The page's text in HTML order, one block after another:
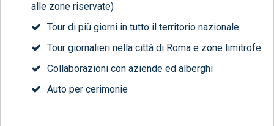
alle zone riservate)
Tour di più giorni in tutto il territorio nazionale
Tour giornalieri nella città di Roma e zone limitrofe
Collaborazioni con aziende ed alberghi
Auto per cerimonie